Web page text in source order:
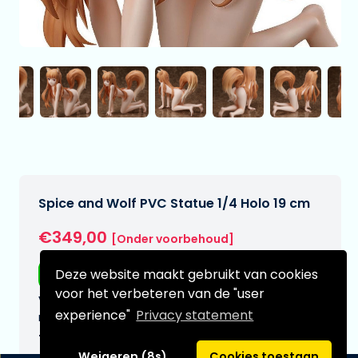
Deze website maakt gebruikt van cookies
voor het verbeteren van de "user
experience" Privacy statement
Spice and Wolf PVC Statue 1/4 Holo 19 cm
€349,00 [Onder voorbehoud]
Gratis verzending
Verwachtte leverdatum:
n.v.t.
Type: